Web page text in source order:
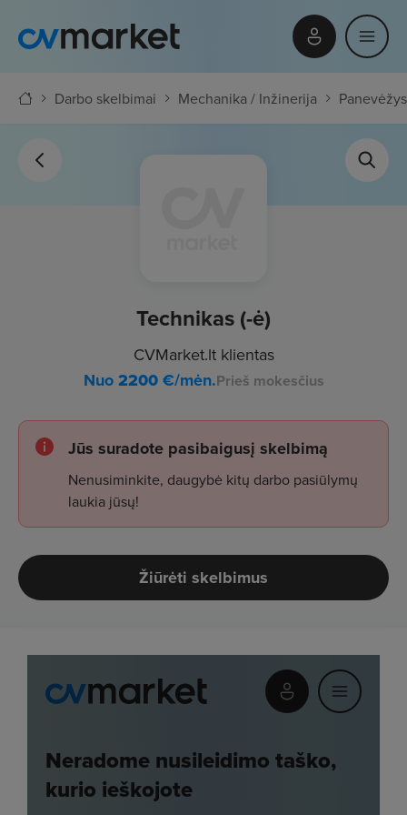
Darbo skelbimai Mechanika / Inžinerija Panevėžys
Technikas (-ė)
CVMarket.lt klientas
Nuo2200€/mėn.Prieš mokesčius
Jūs suradote pasibaigusį skelbimą
Nenusiminkite, daugybė kitų darbo pasiūlymų
laukia jūsų!
Žiūrėti skelbimus